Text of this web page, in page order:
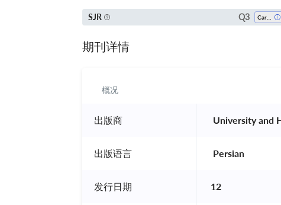
SJR Q3
期刊详情
概况
出版商 University and
出版语言 Persian
发行日期 12